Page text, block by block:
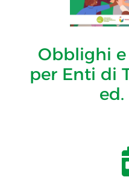
Obblighi
per Enti di